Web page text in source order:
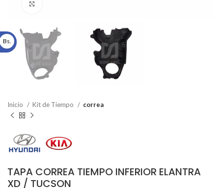
Inicio Kit de Tiempo correa
TAPA CORREA TIEMPO INFERIOR ELANTRA
XD / TUCSON
Bs.